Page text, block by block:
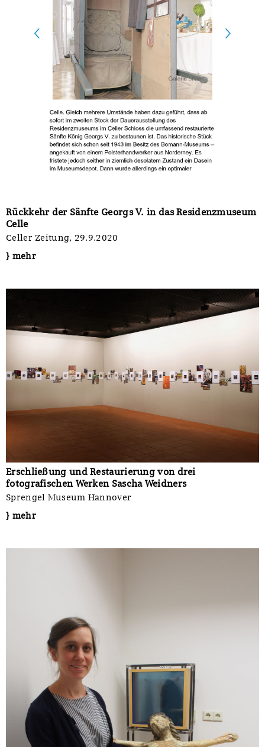
Rückkehr der Sänfte Georgs V. in das Residenzmuseum
Celle
Celler Zeitung, 29.9.2020
} mehr
Erschließung und Restaurierung von drei
fotografischen Werken Sascha Weidners
Sprengel Museum Hannover
} mehr